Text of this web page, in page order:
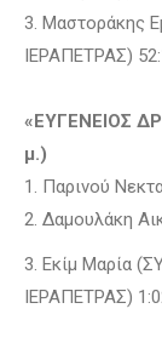
3. Μαστοράκης
ΙΕΡΑΠΕΤΡΑΣ)
«ΕΥΓΕΝΕΙΟΣ
μ.)
1. Παρινού
2. Δαμουλάκη
3. Eκίμ Μαρία
ΙΕΡΑΠΕΤΡΑΣ)